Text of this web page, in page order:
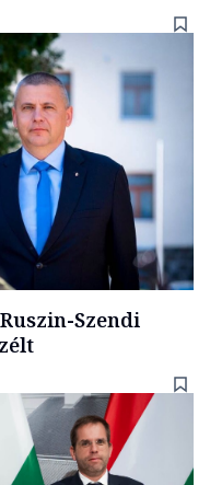
Szendi